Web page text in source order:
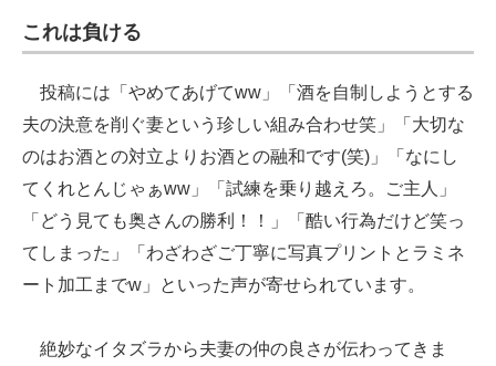
これは負ける
投稿には「やめてあげてww」「酒を自制しようとする
夫の決意を削ぐ妻という珍しい組み合わせ笑」「大切な
のはお酒との対立よりお酒との融和です(笑)」「なにし
てくれとんじゃぁww」「試練を乗り越えろ。ご主人」
「どう見ても奥さんの勝利！！」「酷い行為だけど笑っ
てしまった」「わざわざご丁寧に写真プリントとラミネ
ート加工まで︎︎w」といった声が寄せられています。
絶妙なイタズラから夫妻の仲の良さが伝わってきま